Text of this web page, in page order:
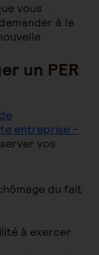
vous
à le
un PER
entreprise -
vos
du fait
à exercer